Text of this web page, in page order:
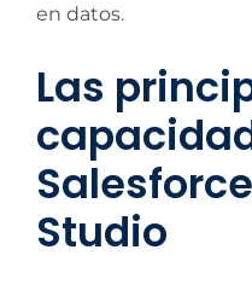
en datos.
Las
Studio